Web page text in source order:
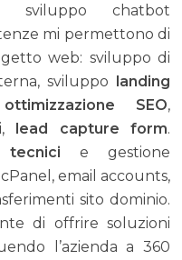
sviluppo chatbot
mi permettono di
web: sviluppo di
sviluppo landing
ottimizzazione SEO,
lead capture form.
tecnici e gestione
cPanel, email accounts,
sito dominio.
di offrire soluzioni
l’azienda a 360